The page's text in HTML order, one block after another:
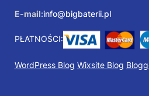
E-mail:info@bigbaterii.pl
PŁATNOŚCI:
WordPress Blog Wixsite Blog